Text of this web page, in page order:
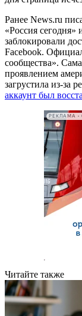
Ранее News.ru
«Россия
заблокировали
Facebook.
сообщества».
проявлением
загрустила из-за
аккаунт был
РЕКЛАМА •
Читайте также